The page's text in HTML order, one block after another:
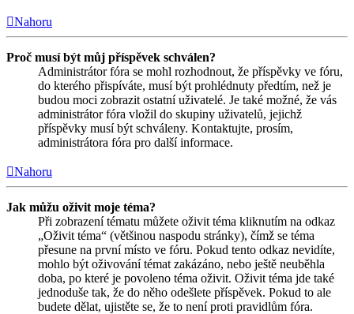
Nahoru
Proč musí být můj příspěvek schválen?
Administrátor fóra se mohl rozhodnout, že příspěvky ve fóru,
do kterého přispíváte, musí být prohlédnuty předtím, než je
budou moci zobrazit ostatní uživatelé. Je také možné, že vás
administrátor fóra vložil do skupiny uživatelů, jejichž
příspěvky musí být schváleny. Kontaktujte, prosím,
administrátora fóra pro další informace.
Nahoru
Jak můžu oživit moje téma?
Při zobrazení tématu můžete oživit téma kliknutím na odkaz
„Oživit téma“ (většinou naspodu stránky), čímž se téma
přesune na první místo ve fóru. Pokud tento odkaz nevidíte,
mohlo být oživování témat zakázáno, nebo ještě neuběhla
doba, po které je povoleno téma oživit. Oživit téma jde také
jednoduše tak, že do něho odešlete příspěvek. Pokud to ale
budete dělat, ujistěte se, že to není proti pravidlům fóra.